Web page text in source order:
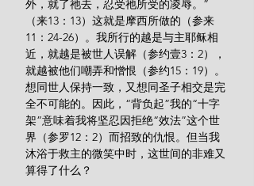
外，就了祂去，忍受祂所受的凌辱。”
（来13：13）这就是摩西所做的（参来
11：24-26）。我所行的越是与主耶稣相
近，就越是被世人误解（参约壹3：2），
就越被他们嘲弄和憎恨（参约15：19）。
想同世人保持一致，又想同圣子相交是完
全不可能的。因此，“背负起”我的“十字
架”意味着我将坚忍因拒绝“效法”这个世
界（参罗12：2）而招致的仇恨。但当我
沐浴于救主的微笑中时，这世间的非难又
算得了什么？